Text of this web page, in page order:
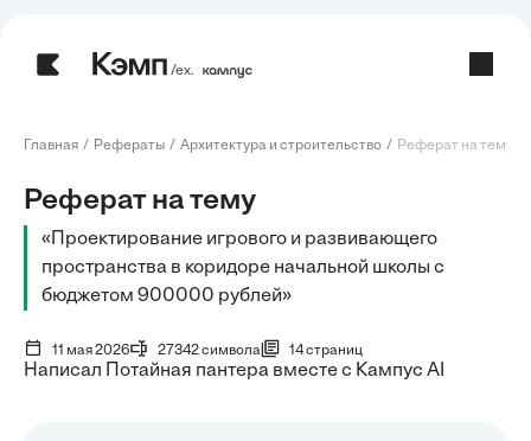
/ех.
Главная Рефераты Архитектура и строительство Реферат на тему:
Реферат на тему
«Проектирование игрового и развивающего
пространства в коридоре начальной школы с
бюджетом 900000 рублей»
11 мая 2026 27342 символа 14 страниц
Написал Потайная пантера вместе с Кампус AI